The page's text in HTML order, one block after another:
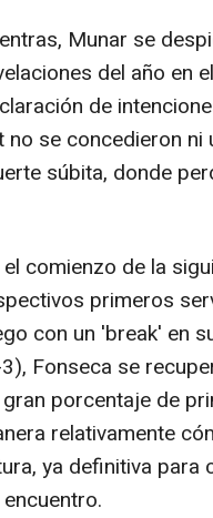
Munar se
del año en
de
no se concedieron ni
súbita, donde
el comienzo de la
primeros
con un 'break' en
Fonseca se
gran porcentaje de
relativamente
ya definitiva para